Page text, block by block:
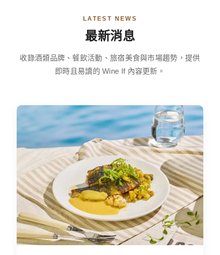
LATEST NEWS
最新消息
收錄酒類品牌、餐飲活動、旅宿美食與市場趨勢，提供
即時且易讀的 Wine If 內容更新。